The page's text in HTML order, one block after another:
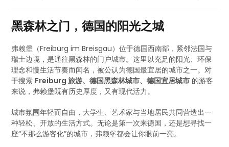
黑森林之门，德国的阳光之城
弗赖堡（Freiburg im Breisgau）位于德国西南部，紧邻法国与
瑞士边境，是通往黑森林的门户城市。这里以充足的阳光、环保
理念和慢生活节奏而闻名，被公认为德国最宜居的城市之一。对
于搜索 Freiburg 旅游、德国黑森林城市、德国宜居城市 的游客
来说，弗赖堡既有历史厚度，又有现代活力。
城市氛围年轻而自由，大学生、艺术家与当地居民共同营造出一
种轻松、开放的生活方式。无论是第一次来德国，还是想寻找一
座“不那么游客化”的城市，弗赖堡都会让你眼前一亮。